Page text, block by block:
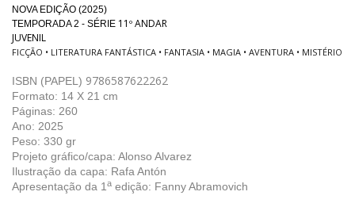
NOVA EDIÇÃO (2025)
TEMPORADA 2 - SÉRIE 11º ANDAR
JUVENIL
FICÇÃO • LITERATURA FANTÁSTICA • FANTASIA • MAGIA • AVENTURA • MISTÉRIO
ISBN (PAPEL) 9786587622262
Formato: 14 X 21 cm
Páginas: 260
Ano: 2025
Peso: 330 gr
Projeto gráfico/capa: Alonso Alvarez
Ilustração da capa: Rafa Antón
Apresentação da 1 a edição: Fanny Abramovich